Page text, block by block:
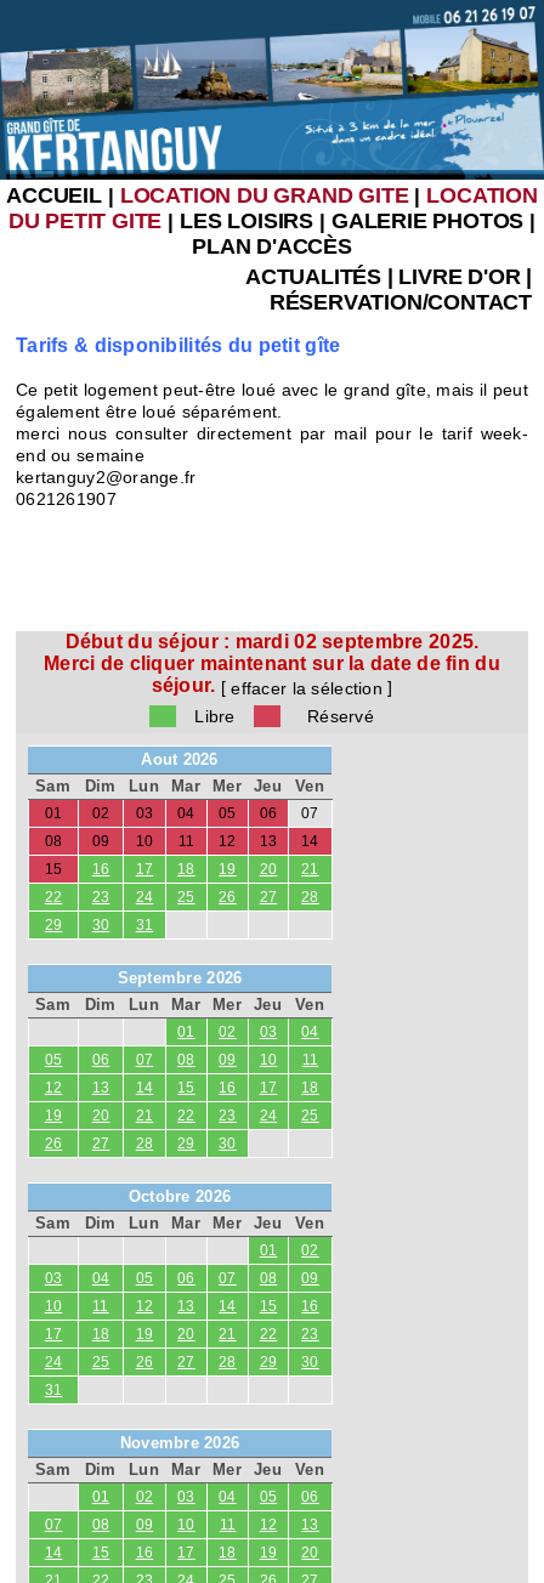
ACCUEIL| LOCATION DU GRAND GITE| LOCATION
DU PETIT GITE | LES LOISIRS | GALERIE PHOTOS |
PLAN D'ACCÈS
ACTUALITÉS| LIVRE D'OR|
RÉSERVATION/CONTACT
Tarifs & disponibilités du petit gîte
Ce petit logement peut-être loué avec le grand gîte, mais il peut
également être loué séparément.
merci nous consulter directement par mail pour le tarif week-
end ou semaine
kertanguy2@orange.fr
0621261907
Début du séjour : mardi 02 septembre 2025.
Merci de cliquer maintenant sur la date de fin du
séjour. [effacer la sélection ]
Libre
Réservé
Aout 2026
Sam
Dim Lun Mar Mer Jeu Ven
01 02 03 04 05 06
07
08
09 10 11 12 13
14
15
16 17 18 19 20
21
22
23 24 25 26 27
28
29
30 31
Septembre 2026
Sam
Dim Lun Mar Mer Jeu Ven
01 02 03
04
05
06 07 08 09 10
11
12
13 14 15 16 17
18
19
20 21 22 23 24
25
26
27 28 29 30
Octobre 2026
Sam
Dim Lun Mar Mer Jeu Ven
01
02
03
04 05 06 07 08
09
10
11 12 13 14 15
16
17
18 19 20 21 22
23
24
25 26 27 28 29
30
31
Novembre 2026
Sam
Dim Lun Mar Mer Jeu Ven
01 02 03 04 05
06
07
08 09 10 11 12
13
14
15 16 17 18 19
20